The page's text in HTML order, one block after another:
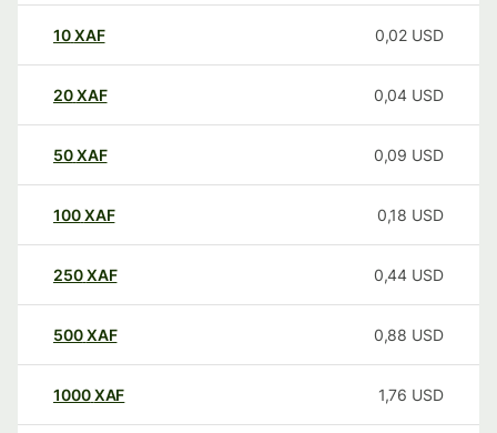
10XAF 0,02 USD
20XAF 0,04 USD
50XAF 0,09 USD
100XAF 0,18 USD
250XAF 0,44 USD
500XAF 0,88 USD
1000XAF 1,76 USD